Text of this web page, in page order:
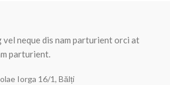
vel neque dis nam parturient orci at
parturient.
Iorga 16/1, Bălți